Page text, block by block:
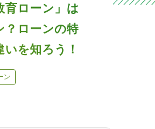
育ローン」は
？ローンの特
を知ろう！
ン